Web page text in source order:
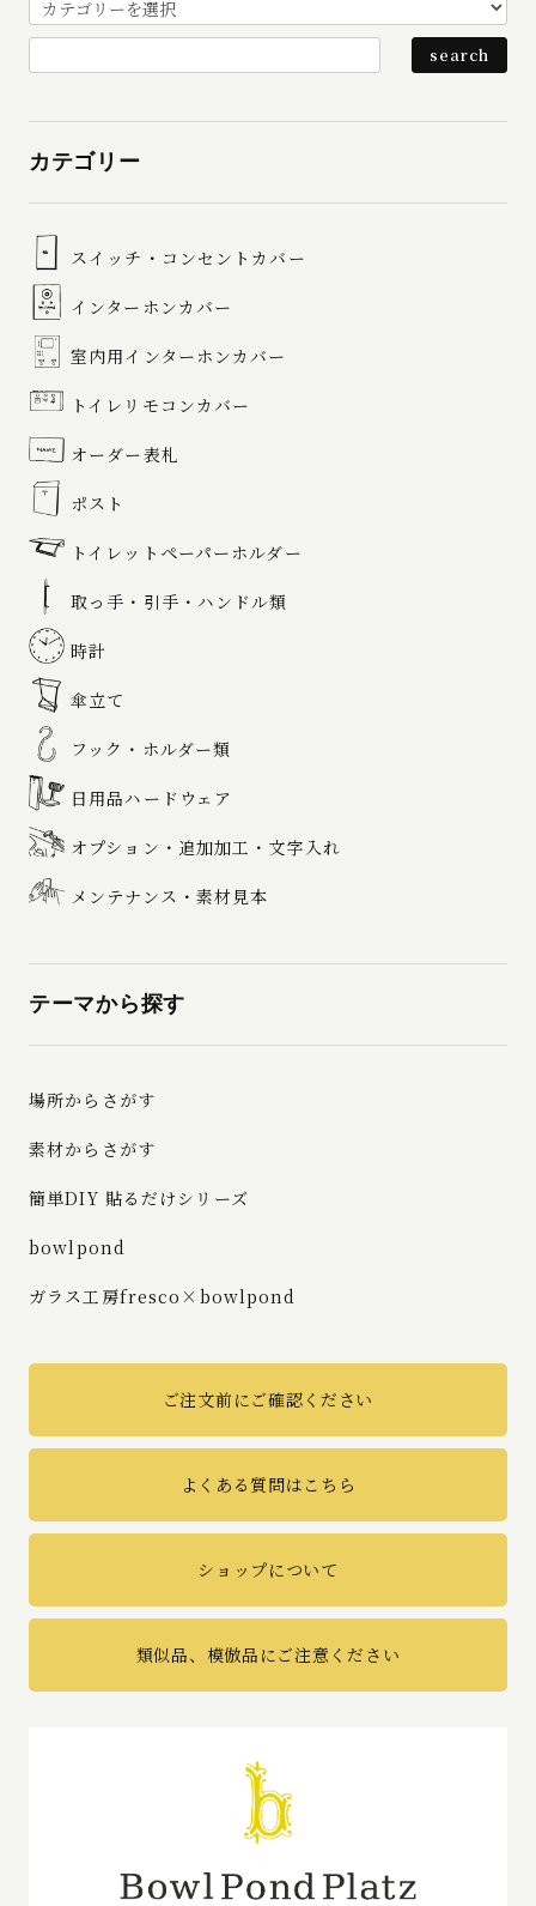
カテゴリー
スイッチ・コンセントカバー
インターホンカバー
室内用インターホンカバー
トイレリモコンカバー
オーダー表札
ポスト
トイレットペーパーホルダー
取っ手・引手・ハンドル類
時計
傘立て
フック・ホルダー類
日用品ハードウェア
オプション・追加加工・文字入れ
メンテナンス・素材見本
テーマから探す
場所からさがす
素材からさがす
簡単DIY 貼るだけシリーズ
bowlpond
ガラス工房fresco×bowlpond
ご注文前にご確認ください
よくある質問はこちら
ショップについて
類似品、模倣品にご注意ください